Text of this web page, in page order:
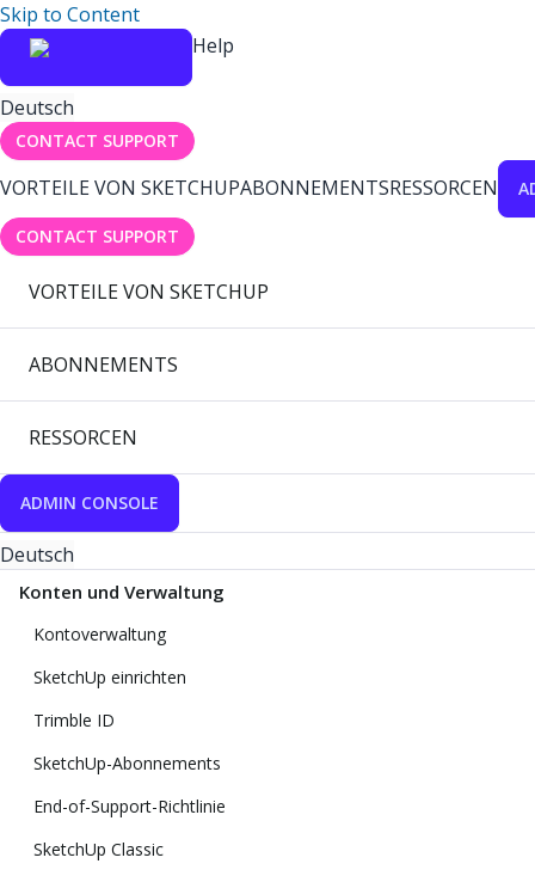
Skip to Content
Help
Deutsch
CONTACT SUPPORT
VORTEILE VON SKETCHUPABONNEMENTSRESSORCEN
CONTACT SUPPORT
VORTEILE VON SKETCHUP
ABONNEMENTS
RESSORCEN
ADMIN CONSOLE
Deutsch
Konten und Verwaltung
Kontoverwaltung
SketchUp einrichten
Trimble ID
SketchUp-Abonnements
End-of-Support-Richtlinie
SketchUp Classic